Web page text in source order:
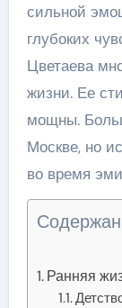
сильной
глубоких
Цветаева
жизни. Ее
мощны.
Москве, но
во время
Ранняя